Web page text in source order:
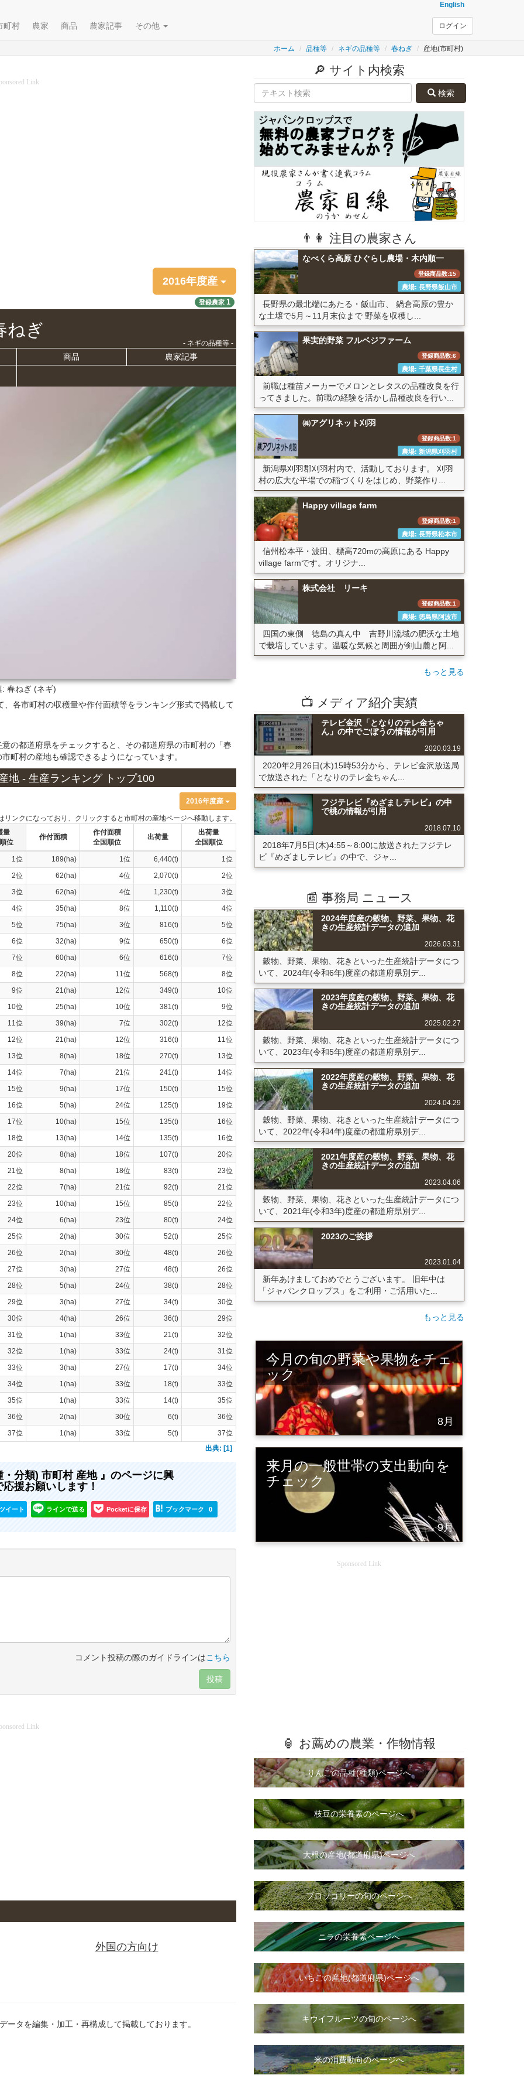
English
町村 農家 商品 農家記事 その他 ログイン
ホーム 品種等 ネギの品種等 春ねぎ 産地(市町村)
Link
2016年度産
登録農家 1
ねぎ
- ネギの品種等 -
商品 農家記事
: 春ねぎ (ネギ)
各市町村の収穫量や作付面積等をランキング形式で掲載して
の都道府県をチェックすると、その都道府県の市町村の「春
町村の産地も確認できるようになっています。
地 - 生産ランキング トップ100
2016年度産
リンクになっており、クリックすると市町村の産地ページへ移動します。
量
位
作付面積
作付面積
全国順位
出荷量
出荷量
全国順位
1位 189(ha) 1位 6,440(t)
1位
2位
62(ha) 4位 2,070(t)
2位
3位
62(ha) 4位 1,230(t)
3位
4位
35(ha) 8位 1,110(t)
4位
5位
75(ha) 3位 816(t)
5位
6位
32(ha) 9位 650(t)
6位
7位
60(ha) 6位 616(t)
7位
8位
22(ha) 11位 568(t)
8位
9位
21(ha) 12位 349(t)
10位
10位
25(ha) 10位 381(t)
9位
11位
39(ha) 7位 302(t)
12位
12位
21(ha) 12位 316(t)
11位
13位
8(ha) 18位 270(t)
13位
14位
7(ha) 21位 241(t)
14位
15位
9(ha) 17位 150(t)
15位
16位
5(ha) 24位 125(t)
19位
17位
10(ha) 15位 135(t)
16位
18位
13(ha) 14位 135(t)
16位
20位
8(ha) 18位 107(t)
20位
21位
8(ha) 18位 83(t)
23位
22位
7(ha) 21位 92(t)
21位
23位
10(ha) 15位 85(t)
22位
24位
6(ha) 23位 80(t)
24位
25位
2(ha) 30位 52(t)
25位
26位
2(ha) 30位 48(t)
26位
27位
3(ha) 27位 48(t)
26位
28位
5(ha) 24位 38(t)
28位
29位
3(ha) 27位 34(t)
30位
30位
4(ha) 26位 36(t)
29位
31位
1(ha) 33位 21(t)
32位
32位
1(ha) 33位 24(t)
31位
33位
3(ha) 27位 17(t)
34位
34位
1(ha) 33位 18(t)
33位
35位
1(ha) 33位 14(t)
35位
36位
2(ha) 30位 6(t)
36位
37位
1(ha) 33位 5(t)
37位
出典: [1]
分類) 市町村 産地 』のページに興
援お願いします！
イート ラインで送る Pocketに保存 ブックマーク 0
コメント投稿の際のガイドラインはこちら
投稿
Link
外国の方向け
タを編集・加工・再構成して掲載しております。
🔎 サイト内検索
検索
👨👩 注目の農家さん
なべくら高原 ひぐらし農場・木内順一
登録商品数:15
農場: 長野県飯山市
長野県の最北端にあたる・飯山市、 鍋倉高原の豊か
な土壌で5月～11月末位まで 野菜を収穫し...
果実的野菜 フルベジファーム
登録商品数:6
農場: 千葉県長生村
前職は種苗メーカーでメロンとレタスの品種改良を行
ってきました。前職の経験を活かし品種改良を行い...
㈱アグリネット刈羽
登録商品数:1
農場: 新潟県刈羽村
新潟県刈羽郡刈羽村内で、活動しております。 刈羽
村の広大な平場での稲づくりをはじめ、野菜作り...
Happy village farm
登録商品数:1
農場: 長野県松本市
信州松本平・波田、標高720mの高原にある Happy
village farmです。オリジナ...
株式会社 リーキ
登録商品数:1
農場: 徳島県阿波市
四国の東側 徳島の真ん中 吉野川流域の肥沃な土地
で栽培しています。温暖な気候と周囲が剣山麓と阿...
もっと見る
📺 メディア紹介実績
テレビ金沢「となりのテレ金ちゃ
ん」の中でごぼうの情報が引用
2020.03.19
2020年2月26日(木)15時53分から、テレビ金沢放送局
で放送された「となりのテレ金ちゃん...
フジテレビ『めざましテレビ』の中
で桃の情報が引用
2018.07.10
2018年7月5日(木)4:55～8:00に放送されたフジテレ
ビ『めざましテレビ』の中で、ジャ...
📰 事務局 ニュース
2024年度産の穀物、野菜、果物、花
きの生産統計データの追加
2026.03.31
穀物、野菜、果物、花きといった生産統計データにつ
いて、2024年(令和6年)度産の都道府県別デ...
2023年度産の穀物、野菜、果物、花
きの生産統計データの追加
2025.02.27
穀物、野菜、果物、花きといった生産統計データにつ
いて、2023年(令和5年)度産の都道府県別デ...
2022年度産の穀物、野菜、果物、花
きの生産統計データの追加
2024.04.29
穀物、野菜、果物、花きといった生産統計データにつ
いて、2022年(令和4年)度産の都道府県別デ...
2021年度産の穀物、野菜、果物、花
きの生産統計データの追加
2023.04.06
穀物、野菜、果物、花きといった生産統計データにつ
いて、2021年(令和3年)度産の都道府県別デ...
2023のご挨拶
2023.01.04
新年あけましておめでとうございます。 旧年中は
「ジャパンクロップス」をご利用・ご活用いた...
もっと見る
今月の旬の野菜や果物をチェ
ック
8月
来月の一般世帯の支出動向を
チェック
9月
Sponsored Link
🏮 お薦めの農業・作物情報
りんごの品種(種類)ページへ
枝豆の栄養素のページへ
大根の産地(都道府県)ページへ
ブロッコリーの旬のページへ
ニラの栄養素ページへ
いちごの産地(都道府県)ページへ
キウイフルーツの旬のページへ
米の消費動向のページへ